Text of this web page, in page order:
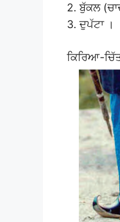
2. ਬੁੱਕਲ
3. ਦੁਪੱਟਾ ।
ਕਿਰਿਆ-